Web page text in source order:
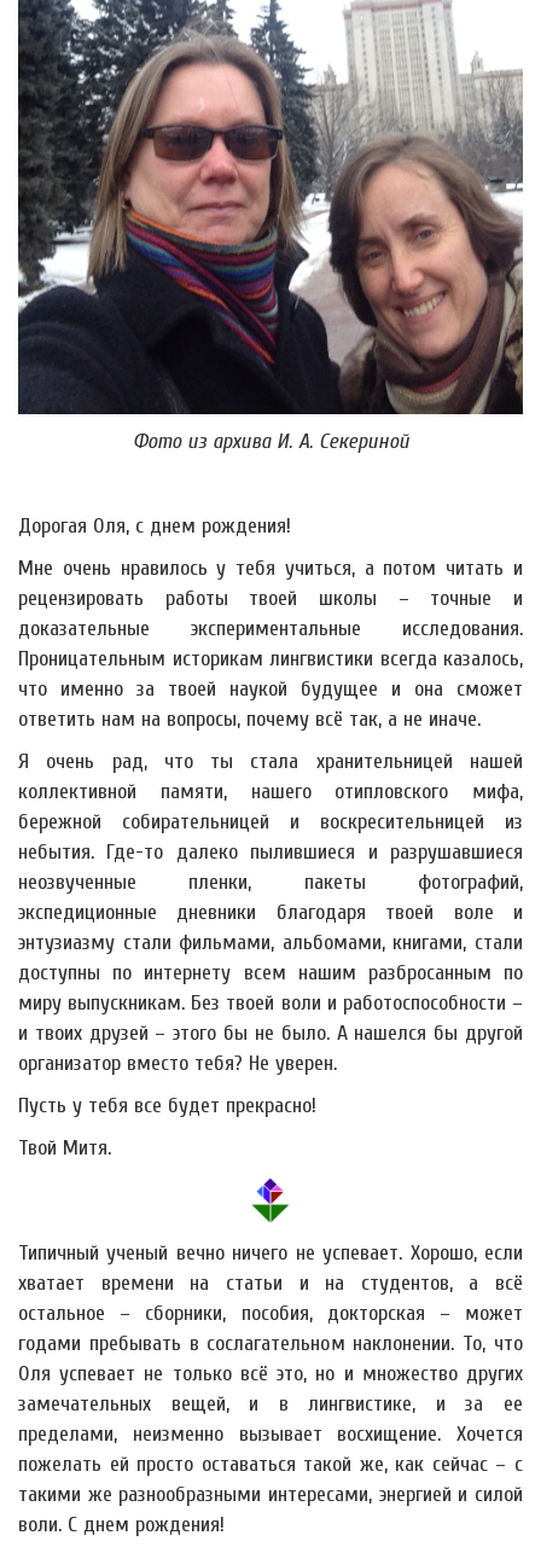
Фото из архива И. А. Секериной
Дорогая Оля, с днем рождения!
Мне очень нравилось у тебя учиться, а потом читать и
рецензировать работы твоей школы – точные и
доказательные экспериментальные исследования.
Проницательным историкам лингвистики всегда казалось,
что именно за твоей наукой будущее и она сможет
ответить нам на вопросы, почему всё так, а не иначе.
Я очень рад, что ты стала хранительницей нашей
коллективной памяти, нашего отипловского мифа,
бережной собирательницей и воскресительницей из
небытия. Где-то далеко пылившиеся и разрушавшиеся
неозвученные пленки, пакеты фотографий,
экспедиционные дневники благодаря твоей воле и
энтузиазму стали фильмами, альбомами, книгами, стали
доступны по интернету всем нашим разбросанным по
миру выпускникам. Без твоей воли и работоспособности –
и твоих друзей – этого бы не было. А нашелся бы другой
организатор вместо тебя? Не уверен.
Пусть у тебя все будет прекрасно!
Твой Митя.
Типичный ученый вечно ничего не успевает. Хорошо, если
хватает времени на статьи и на студентов, а всё
остальное – сборники, пособия, докторская – может
годами пребывать в сослагательном наклонении. То, что
Оля успевает не только всё это, но и множество других
замечательных вещей, и в лингвистике, и за ее
пределами, неизменно вызывает восхищение. Хочется
пожелать ей просто оставаться такой же, как сейчас – с
такими же разнообразными интересами, энергией и силой
воли. С днем рождения!